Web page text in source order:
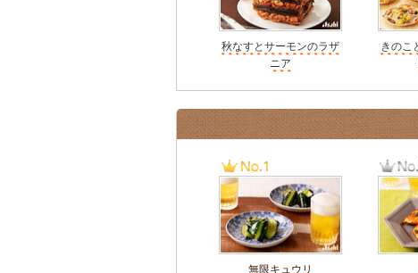
秋なすとサーモンのラザ
ニア
きのこ
無限キュウリ